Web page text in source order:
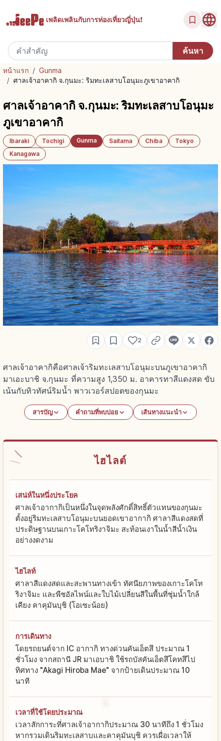
เพลิดเพลินกับการท่องเที่ยวญี่ปุ่น!
หน้าแรก / Gunma
/ ศาลเจ้าอาคากิ จ.กุนมะ: ริมทะเลสาบโอนุมะภูเขาอาคากิ
ศาลเจ้าอาคากิ จ.กุนมะ: ริมทะเลสาบโอนุมะ
ภูเขาอาคากิ
Ibaraki Tochigi Gunma Saitama Chiba
Tokyo
Kanagawa
2
ศาลเจ้าอาคากิคือศาลเจ้าริมทะเลสาบโอนุมะบนภูเขาอาคากิ
มาเอะบาชิ จ.กุนมะ ที่ความสูง 1,350 ม. อาคารทาสีแดงสด ขับ
เน้นกับทิวทัศน์ริมน้ำ พาวเวอร์สปอตของกุนมะ
สารบัญ คำถามที่พบบ่อย เส้นทางแนะนำ
ไฮไลต์
เสน่ห์ในหนึ่งประโยค
ศาลเจ้าอากากิเป็นหนึ่งในจุดพลังศักดิ์สิทธิ์ตัวแทนของกุนมะ
ตั้งอยู่ริมทะเลสาบโอนุมะบนยอดเขาอากากิ ศาลาสีแดงสดที่
ประดิษฐานบนเกาะโคโทริงาจิมะ สะท้อนเงาในน้ำสีน้ำเงิน
อย่างงดงาม
ไฮไลท์
ศาลาสีแดงสดและสะพานทางเข้า ทัศนียภาพของเกาะโคโท
ริงาจิมะ และพืชอัลไพน์และใบไม้เปลี่ยนสีในพื้นที่ชุ่มน้ำใกล้
เคียง คาคุมันบุชิ (โอเซะน้อย)
การเดินทาง
โดยรถยนต์จาก IC อากากิ ทางด่วนคันเอ็ตสึ ประมาณ 1
ชั่วโมง จากสถานี JR มาเอบาชิ ใช้รถบัสคันเอ็ตสึโคทสึไป
ทิศทาง "Akagi Hiroba Mae" จากป้ายเดินประมาณ 10
นาที
เวลาที่ใช้โดยประมาณ
เวลาสักการะที่ศาลเจ้าอากากิประมาณ 30 นาทีถึง 1 ชั่วโมง
หากรวมเดินริมทะเลสาบและคาคุมันบุชิ ควรเผื่อเวลาให้